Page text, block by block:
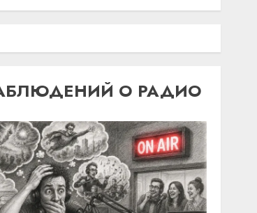
О РАДИО